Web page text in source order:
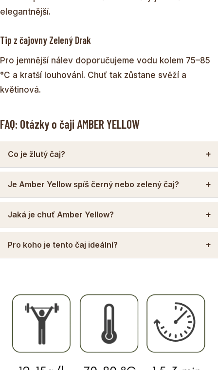
elegantnější.
Tip z čajovny Zelený Drak
Pro jemnější nálev doporučujeme vodu kolem 75–85
°C a kratší louhování. Chuť tak zůstane svěží a
květinová.
FAQ: Otázky o čaji AMBER YELLOW
Co je žlutý čaj?
Je Amber Yellow spíš černý nebo zelený čaj?
Jaká je chuť Amber Yellow?
Pro koho je tento čaj ideální?